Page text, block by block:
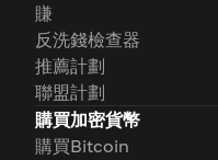
賺
反洗錢檢查器
推薦計劃
聯盟計劃
購買加密貨幣
購買Bitcoin